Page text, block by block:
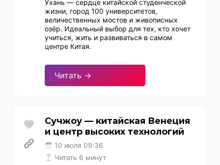
Ухань — сердце китайской студенческой
жизни, город 100 университетов,
величественных мостов и живописных
озёр. Идеальный выбор для тех, кто хочет
учиться, жить и развиваться в самом
центре Китая.
Читать →
Сучжоу — китайская Венеция
и центр высоких технологий
10 июля 09:36
Читать 6 минут